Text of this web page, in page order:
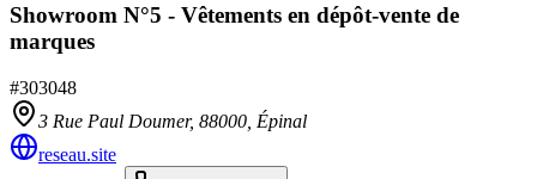
Showroom N°5 - Vêtements en dépôt-vente de
marques
#303048
3 Rue Paul Doumer, 88000 Épinal
reseau.site